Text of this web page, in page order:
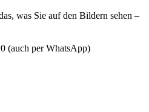
was Sie auf den Bildern sehen –
(auch per WhatsApp)